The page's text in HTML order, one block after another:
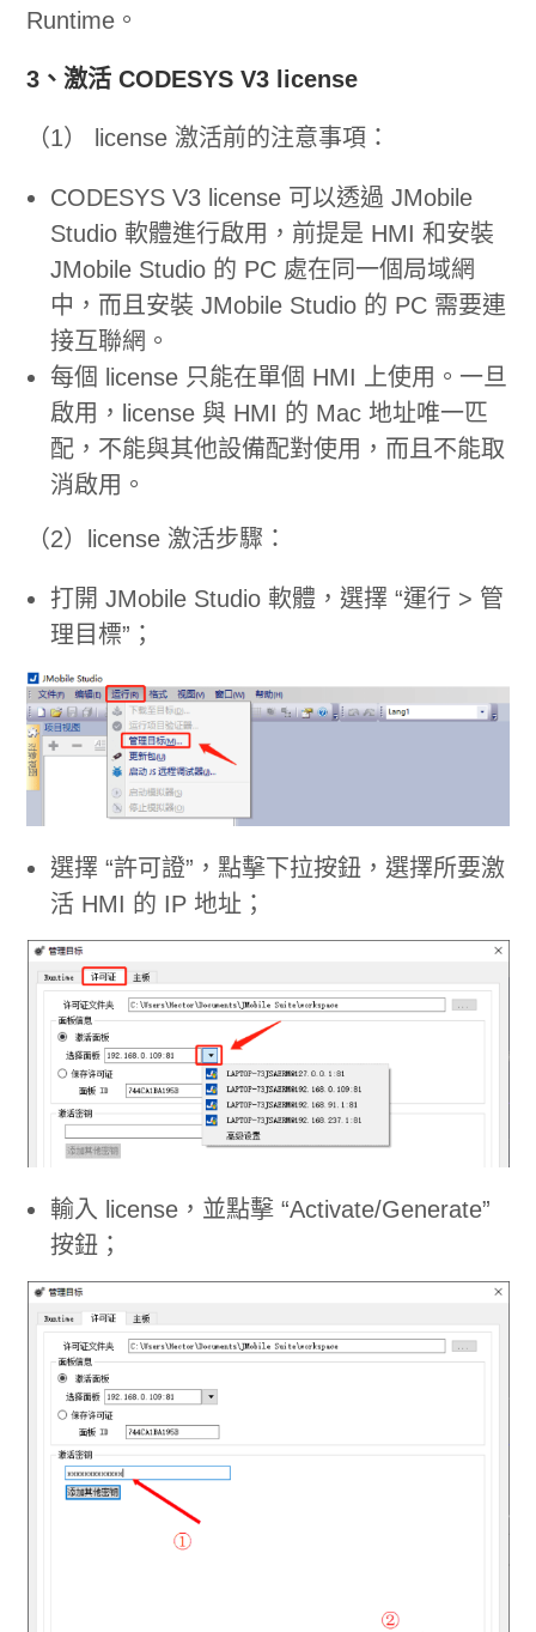
Runtime。
3、激活 CODESYS V3 license
（1） license 激活前的注意事項：
CODESYS V3 license 可以透過 JMobile
Studio 軟體進行啟用，前提是 HMI 和安裝
JMobile Studio 的 PC 處在同一個局域網
中，而且安裝 JMobile Studio 的 PC 需要連
接互聯網。
每個 license 只能在單個 HMI 上使用。一旦
啟用，license 與 HMI 的 Mac 地址唯一匹
配，不能與其他設備配對使用，而且不能取
消啟用。
（2）license 激活步驟：
打開 JMobile Studio 軟體，選擇 “運行 > 管
理目標”；
選擇 “許可證”，點擊下拉按鈕，選擇所要激
活 HMI 的 IP 地址；
輸入 license，並點擊 “Activate/Generate”
按鈕；